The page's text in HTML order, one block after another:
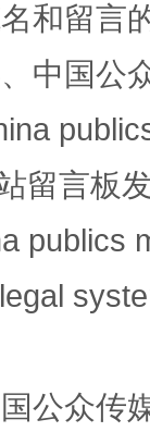
除
和留言
中国公
留言板
publics
公众传